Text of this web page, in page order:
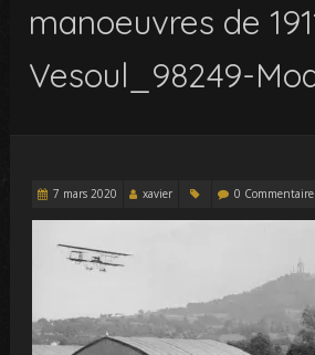
manoeuvres de
Vesoul_98249-
7 mars 2020 xavier 0 Commentaire